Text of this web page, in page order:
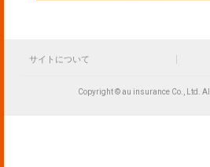
サイトについて
Copyright © au insurance Co., Ltd.